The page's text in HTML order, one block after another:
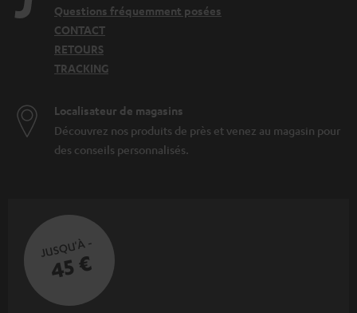
Questions fréquemment posées
CONTACT
RETOURS
TRACKING
Localisateur de magasins
Découvrez nos produits de près et venez au magasin pour
des conseils personnalisés.
JUSQU'À -
45 €